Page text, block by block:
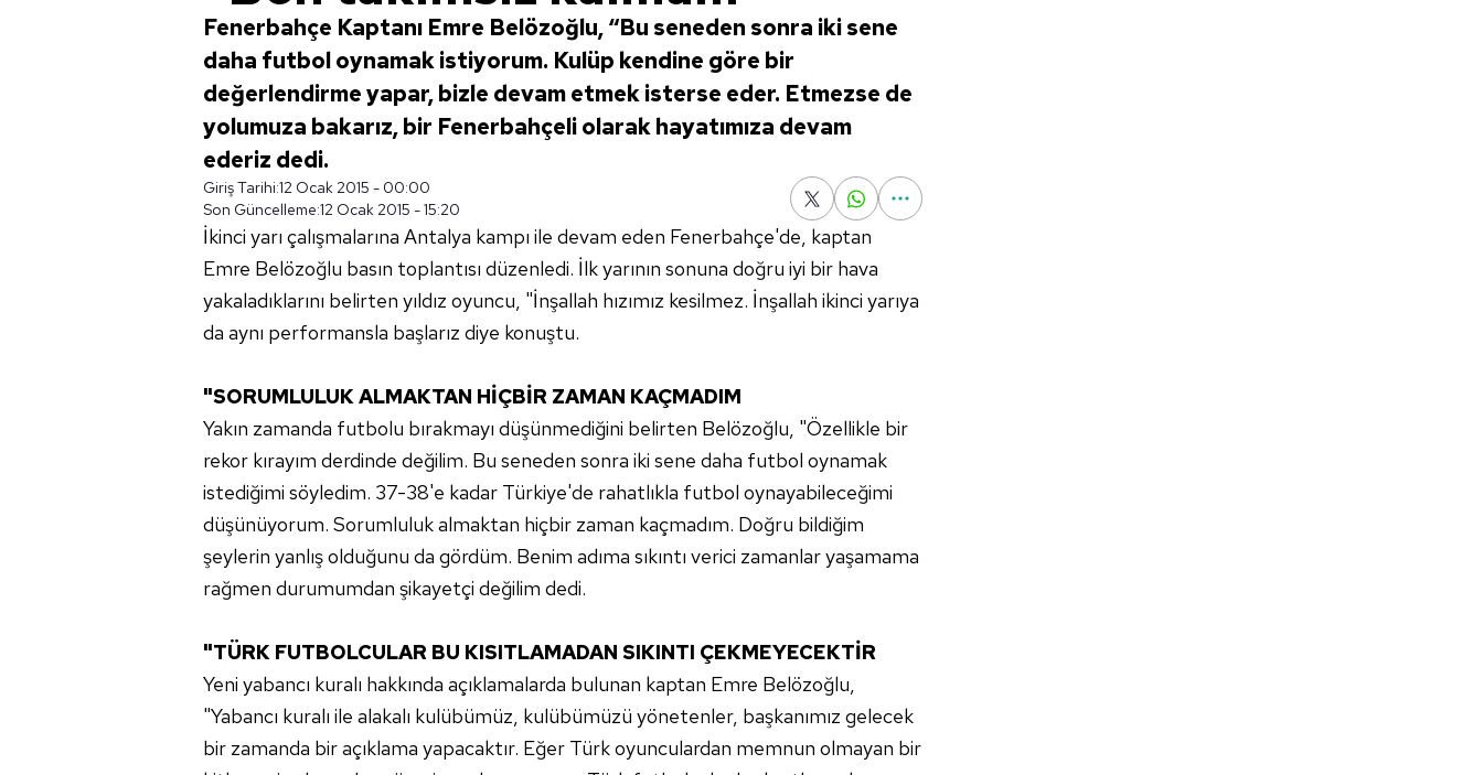
Fenerbahçe Kaptanı Emre Belözoğlu, “Bu seneden sonra iki sene
daha futbol oynamak istiyorum. Kulüp kendine göre bir
değerlendirme yapar, bizle devam etmek isterse eder. Etmezse de
yolumuza bakarız, bir Fenerbahçeli olarak hayatımıza devam
ederiz dedi.
Giriş Tarihi:12 Ocak 2015 - 00:00
Son Güncelleme:12 Ocak 2015 - 15:20
İkinci yarı çalışmalarına Antalya kampı ile devam eden Fenerbahçe'de, kaptan
Emre Belözoğlu basın toplantısı düzenledi. İlk yarının sonuna doğru iyi bir hava
yakaladıklarını belirten yıldız oyuncu, "İnşallah hızımız kesilmez. İnşallah ikinci yarıya
da aynı performansla başlarız diye konuştu.
"SORUMLULUK ALMAKTAN HİÇBİR ZAMAN KAÇMADIM
Yakın zamanda futbolu bırakmayı düşünmediğini belirten Belözoğlu, "Özellikle bir
rekor kırayım derdinde değilim. Bu seneden sonra iki sene daha futbol oynamak
istediğimi söyledim. 37-38'e kadar Türkiye'de rahatlıkla futbol oynayabileceğimi
düşünüyorum. Sorumluluk almaktan hiçbir zaman kaçmadım. Doğru bildiğim
şeylerin yanlış olduğunu da gördüm. Benim adıma sıkıntı verici zamanlar yaşamama
rağmen durumumdan şikayetçi değilim dedi.
"TÜRK FUTBOLCULAR BU KISITLAMADAN SIKINTI ÇEKMEYECEKTİR
Yeni yabancı kuralı hakkında açıklamalarda bulunan kaptan Emre Belözoğlu,
"Yabancı kuralı ile alakalı kulübümüz, kulübümüzü yönetenler, başkanımız gelecek
bir zamanda bir açıklama yapacaktır. Eğer Türk oyunculardan memnun olmayan bir